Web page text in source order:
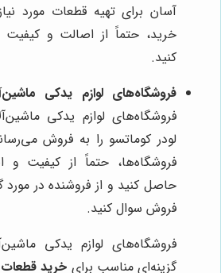
آسان برای تهیه قطعات مورد
خرید، حتماً از اصالت و
کنید.
فروشگاه‌های لوازم یدکی
فروشگاه‌های لوازم یدکی
لودر کوماتسو را به فروش
فروشگاه‌ها، حتماً از کیفیت و
حاصل کنید و از فروشنده در
فروش سوال کنید.
فروشگاه‌های لوازم یدکی
گزینه‌ای مناسب برای خرید قطعات